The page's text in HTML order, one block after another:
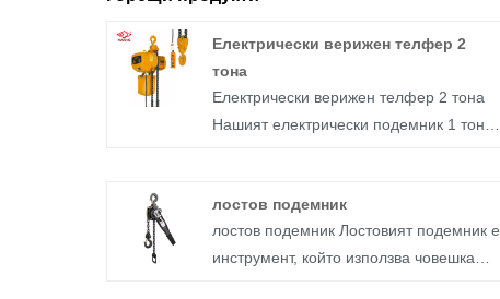
Електрически верижен телфер 2
тона
Електрически верижен телфер 2 тона
Нашият електрически подемник 1 тон е
го прави идеален избор за широк
спектър от приложения в индустрии
като строителство, производство и
лостов подемник
лостов подемник Лостовият подемник е
инструмент, който използва човешка